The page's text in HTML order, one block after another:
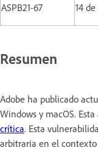
ASPB21-67 14
Resumen
Adobe ha publicado
Windows y macOS.
crítica. Esta
arbitraria en el